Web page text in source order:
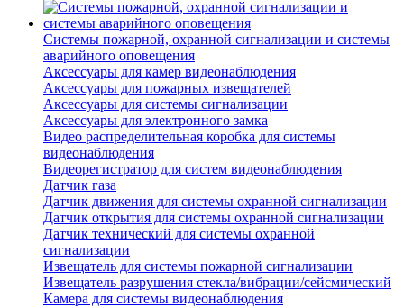
Системы пожарной, охранной сигнализации и системы
аварийного оповещения
Аксессуары для камер видеонаблюдения
Аксессуары для пожарных извещателей
Аксессуары для системы сигнализации
Аксессуары для электронного замка
Видео распределительная коробка для системы
видеонаблюдения
Видеорегистратор для систем видеонаблюдения
Датчик газа
Датчик движения для системы охранной сигнализации
Датчик открытия для системы охранной сигнализации
Датчик технический для системы охранной
сигнализации
Извещатель для системы пожарной сигнализации
Извещатель разрушения стекла/вибрации/сейсмический
Камера для системы видеонаблюдения